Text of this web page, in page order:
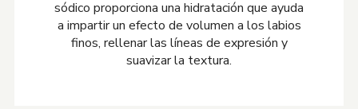
sódico proporciona una hidratación que ayuda
a impartir un efecto de volumen a los labios
finos, rellenar las líneas de expresión y
suavizar la textura.